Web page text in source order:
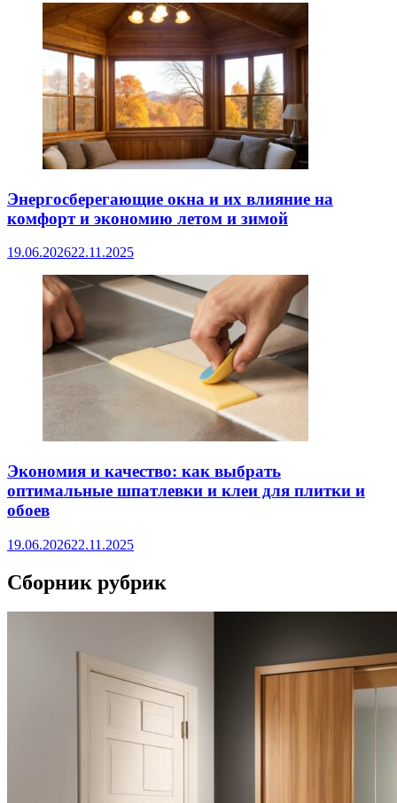
Энергосберегающие окна и их влияние на
комфорт и экономию летом и зимой
19.06.202622.11.2025
Экономия и качество: как выбрать
оптимальные шпатлевки и клеи для плитки и
обоев
19.06.202622.11.2025
Сборник рубрик